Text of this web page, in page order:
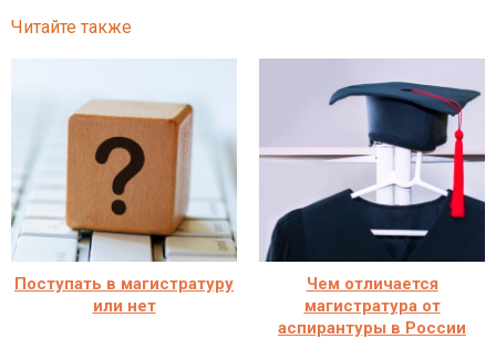
Читайте также
Поступать в магистратуру
или нет
Чем отличается
магистратура от
аспирантуры в России